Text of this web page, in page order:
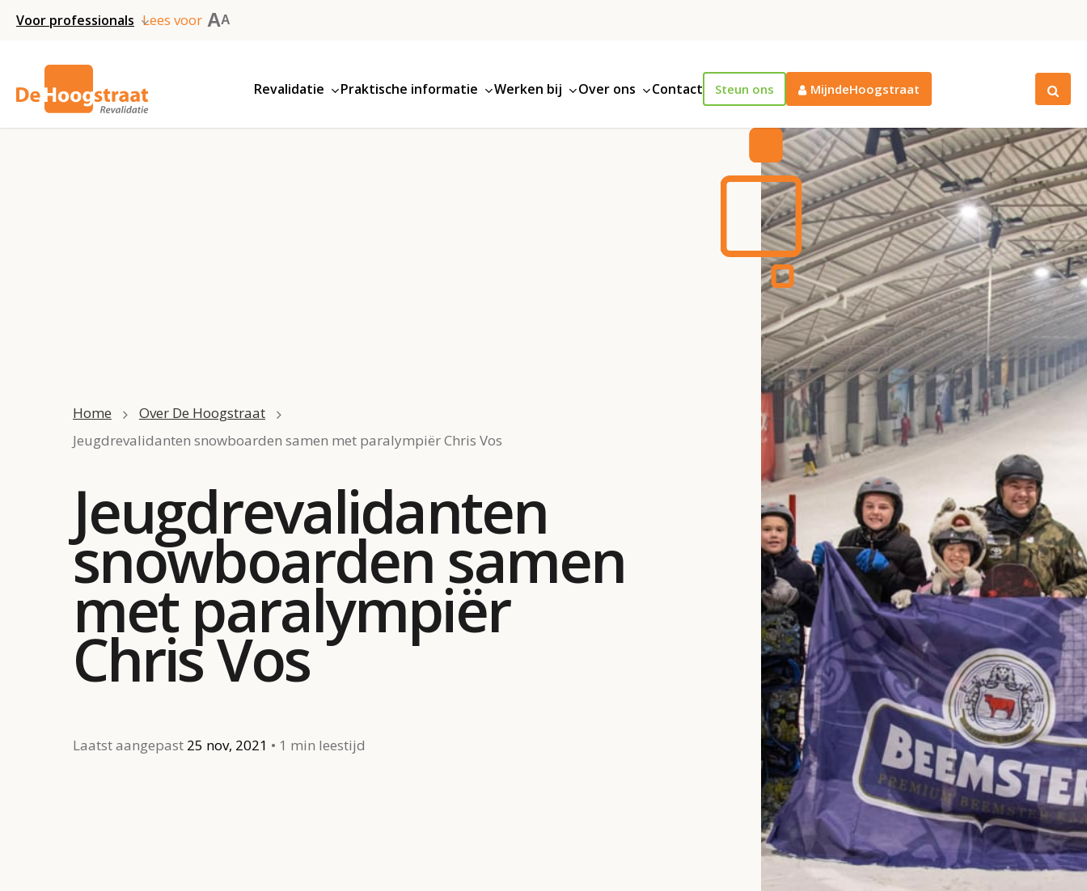
Skip
content
Voor professionals Lees voor AA
Revalidatie Praktische informatie Werken bij Over ons Contact Steun ons MijndeHoogstraat
Home
Over De Hoogstraat
Jeugdrevalidanten snowboarden samen met paralympiër Chris Vos
Jeugdrevalidanten
snowboarden samen
met paralympiër
Chris Vos
Laatst aangepast 25 nov, 2021 1 min leestijd